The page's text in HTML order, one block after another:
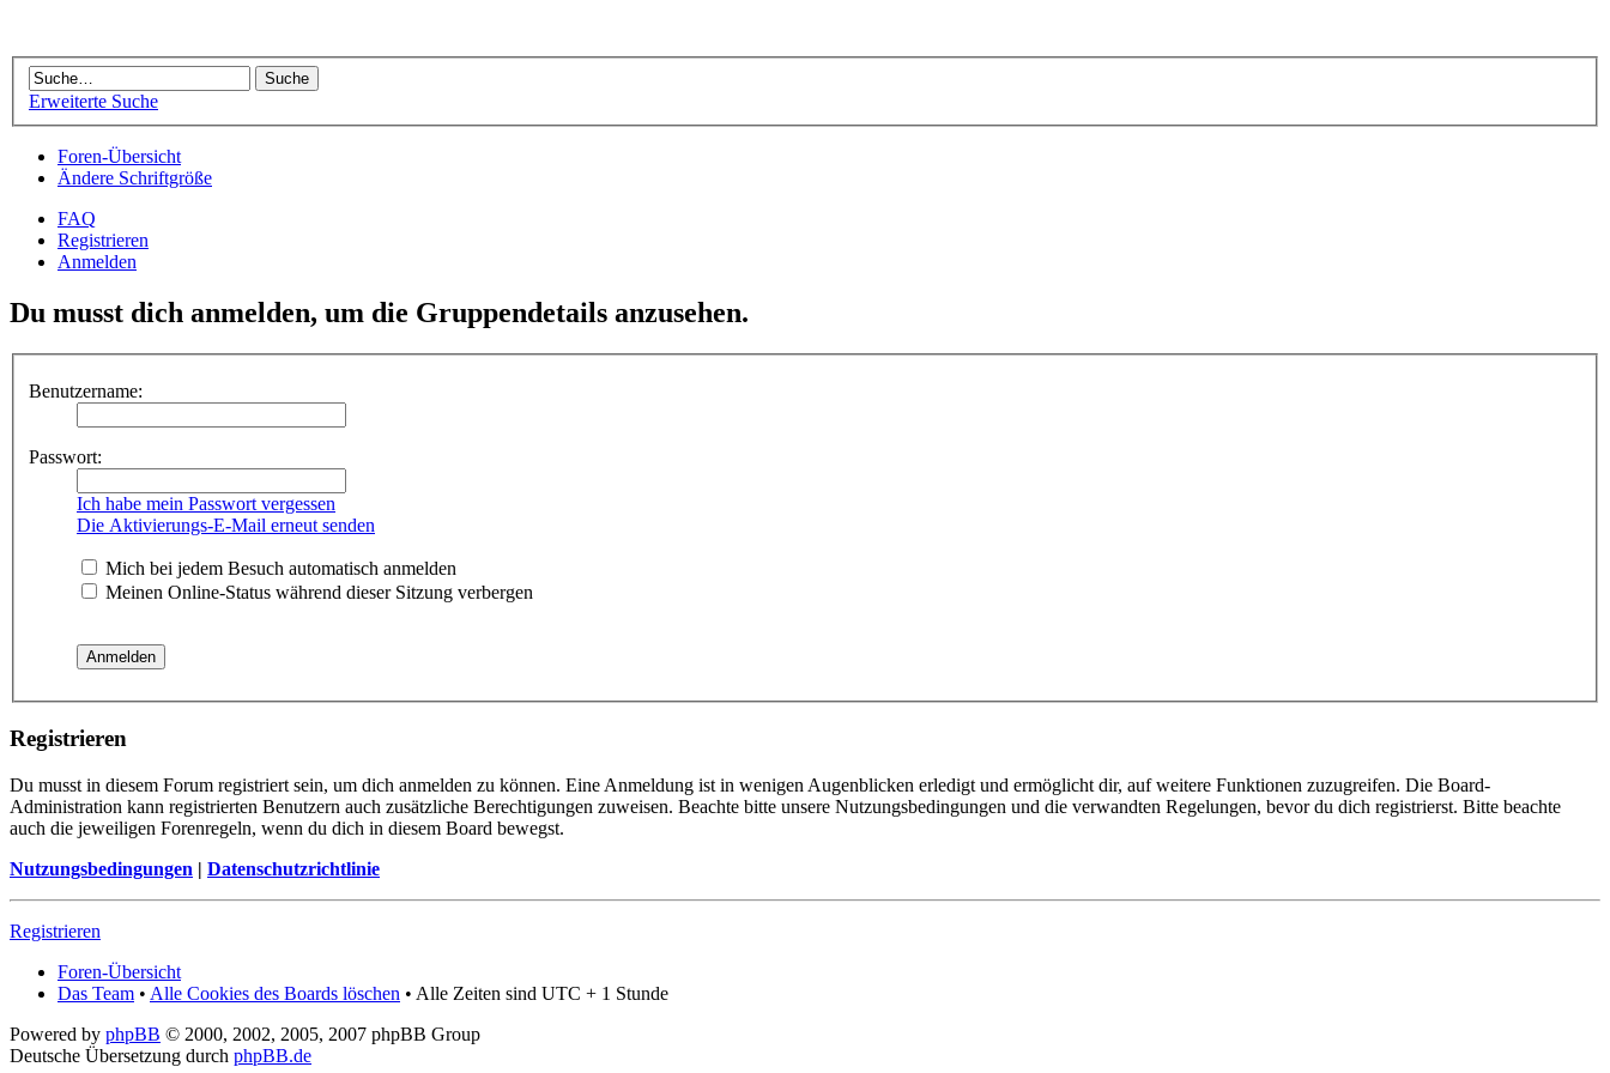
Erweiterte Suche
Foren-Übersicht
Ändere Schriftgröße
FAQ
Registrieren
Anmelden
Du musst dich anmelden, um die Gruppendetails anzusehen.
Benutzername:
Passwort:
Ich habe mein Passwort vergessen
Die Aktivierungs-E-Mail erneut senden
Mich bei jedem Besuch automatisch anmelden
Meinen Online-Status während dieser Sitzung verbergen
Registrieren
Du musst in diesem Forum registriert sein, um dich anmelden zu können. Eine Anmeldung ist in wenigen Augenblicken erledigt und ermöglicht dir, auf weitere Funktionen zuzugreifen. Die Board-
Administration kann registrierten Benutzern auch zusätzliche Berechtigungen zuweisen. Beachte bitte unsere Nutzungsbedingungen und die verwandten Regelungen, bevor du dich registrierst. Bitte beachte
auch die jeweiligen Forenregeln, wenn du dich in diesem Board bewegst.
Nutzungsbedingungen | Datenschutzrichtlinie
Registrieren
Foren-Übersicht
Das Team • Alle Cookies des Boards löschen • Alle Zeiten sind UTC + 1 Stunde
Powered by phpBB © 2000, 2002, 2005, 2007 phpBB Group
Deutsche Übersetzung durch phpBB.de